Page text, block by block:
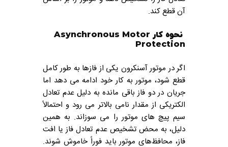
آن قطع کند.
نحوه کار Asynchronous Motor
Protection
اگر در موتور آسنکرون یکی از فازها به طور کامل
قطع شود، موتور به کار خود ادامه می دهد اما
جریان در دو فاز باقی مانده به دلیل عدم تعادل
الکتریکی از مقدار نامی بالاتر می رود و احتمالاً
سیم پیچ های موتور را می سوزاند. به همین
دلیل، به محض تشخیص عدم تعادل فاز یا افت
فاز، محافظ‌های موتور باید فوراً خاموش شوند.